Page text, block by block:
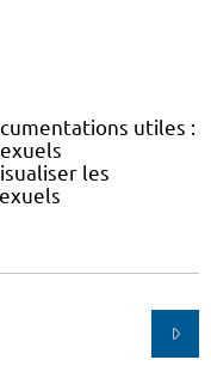
utiles :
les